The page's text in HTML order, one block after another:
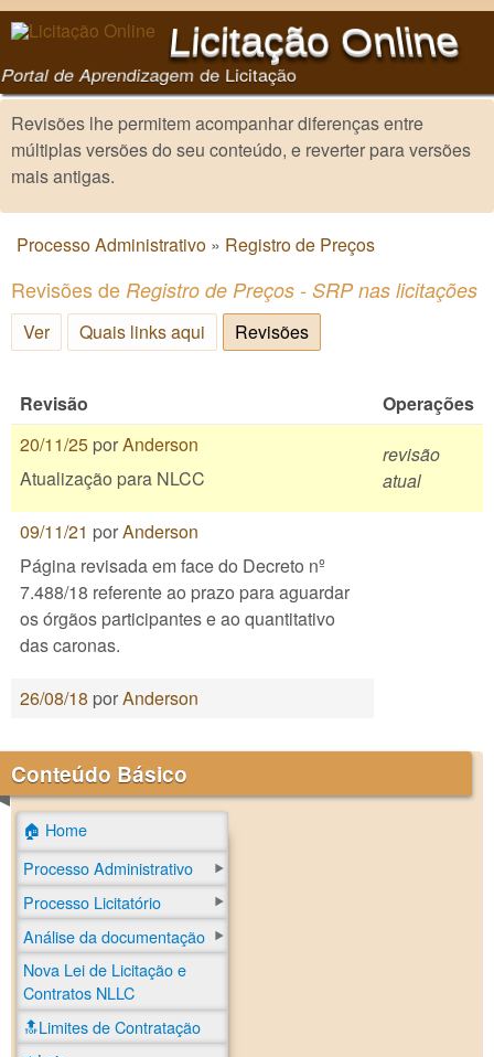
Pular para o conteúdo
principal
Licitação Online
Portal de Aprendizagem de Licitação
Revisões lhe permitem acompanhar diferenças entre
múltiplas versões do seu conteúdo, e reverter para versões
mais antigas.
Você está aqui
Processo Administrativo » Registro de Preços
Revisões de Registro de Preços - SRP nas licitações
Ver Quais links aqui Revisões
Revisão
Operações
20/11/25 porAnderson
Atualização para NLCC
revisão
atual
09/11/21 porAnderson
Página revisada em face do Decreto nº
7.488/18 referente ao prazo para aguardar
os órgãos participantes e ao quantitativo
das caronas.
26/08/18 porAnderson
Conteúdo Básico
🏠 Home
Processo Administrativo
Processo Licitatório
Análise da documentação
Nova Lei de Licitação e
Contratos NLLC
🔝Limites de Contratação